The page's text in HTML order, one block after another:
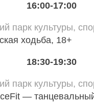
16:00-17:00
парк культуры,
ходьба, 18+
18:30-19:30
парк культуры,
—